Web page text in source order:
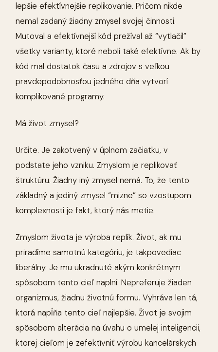
lepšie efektívnejšie replikovanie. Pričom nikde
nemal zadaný žiadny zmysel svojej činnosti.
Mutoval a efektívnejší kód prežíval až “vytlačil”
všetky varianty, ktoré neboli také efektívne. Ak by
kód mal dostatok času a zdrojov s veľkou
pravdepodobnosťou jedného dňa vytvorí
komplikované programy.
Má život zmysel?
Určite. Je zakotvený v úplnom začiatku, v
podstate jeho vzniku. Zmyslom je replikovať
štruktúru. Žiadny iný zmysel nemá. To, že tento
základný a jediný zmysel “mizne” so vzostupom
komplexnosti je fakt, ktorý nás metie.
Zmyslom života je výroba replík. Život, ak mu
priradíme samotnú kategóriu, je takpovediac
liberálny. Je mu ukradnuté akým konkrétnym
spôsobom tento cieľ naplní. Nepreferuje žiaden
organizmus, žiadnu životnú formu. Vyhráva len tá,
ktorá napĺňa tento cieľ najlepšie. Život je svojim
spôsobom alterácia na úvahu o umelej inteligencii,
ktorej cieľom je zefektívniť výrobu kancelárskych